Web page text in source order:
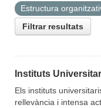
Estructura
Filtrar resultats
Instituts
Els instituts
rellevància i intensa